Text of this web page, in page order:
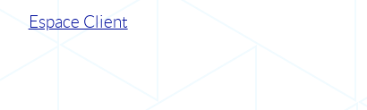
Espace Client